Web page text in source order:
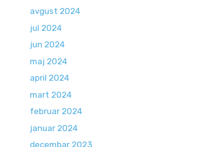
avgust 2024
jul 2024
jun 2024
maj 2024
april 2024
mart 2024
februar 2024
januar 2024
decembar 2023